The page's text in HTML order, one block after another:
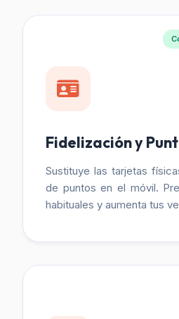
Fidelización y
Sustituye las tarjetas
de puntos en el móvil.
habituales y aumenta tus